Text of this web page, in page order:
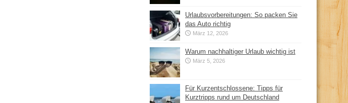
Urlaubsvorbereitungen: So packen Sie
das Auto richtig
März 12, 2026
Warum nachhaltiger Urlaub wichtig ist
März 5, 2026
Für Kurzentschlossene: Tipps für
Kurztripps rund um Deutschland